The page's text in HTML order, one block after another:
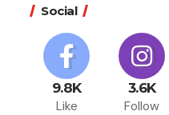
Social
9.8K
Like
3.6K
Follow